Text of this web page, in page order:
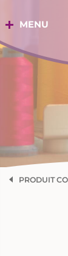
au
contenu
MENU
PRODUIT